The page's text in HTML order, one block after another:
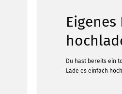
Eigenes
Du hast bereits ein
Lade es einfach